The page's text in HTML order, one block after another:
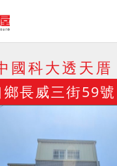
國科大透天厝
長威三街59號